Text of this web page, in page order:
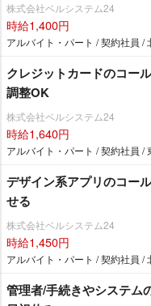
株式会社ベルシステム24
時給1,400円
アルバイト・パート / 契約社員 /
クレジットカードのコー
調整OK
株式会社ベルシステム24
時給1,640円
アルバイト・パート / 契約社員 /
デザイン系アプリのコー
せる
株式会社ベルシステム24
時給1,450円
アルバイト・パート / 契約社員 /
管理者/手続きやシステム